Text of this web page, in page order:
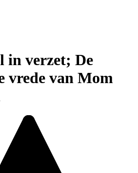
in verzet; De
vrede van Mom